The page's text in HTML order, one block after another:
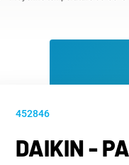
452846
DAIKIN -